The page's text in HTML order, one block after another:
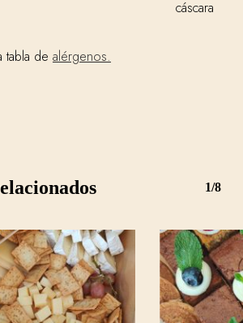
cáscara
tabla de alérgenos.
1/8